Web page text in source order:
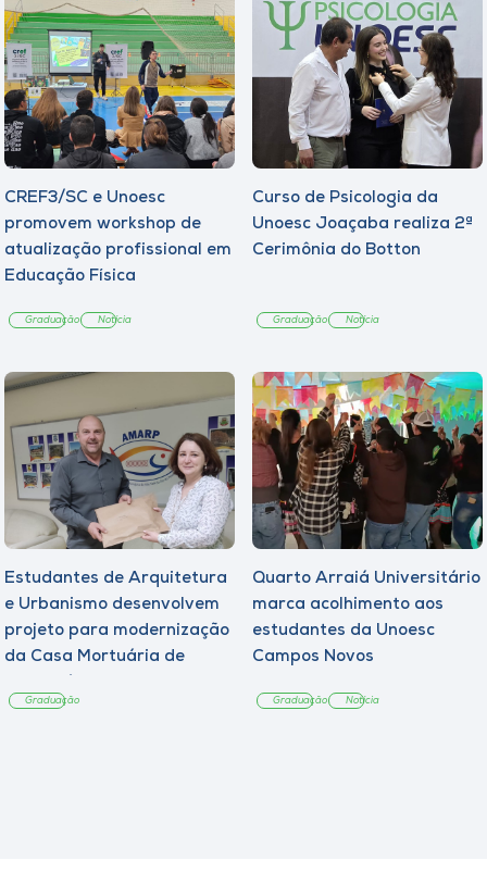
CREF3/SC e Unoesc
promovem workshop de
atualização profissional em
Educação Física
Graduação Notícia
Curso de Psicologia da
Unoesc Joaçaba realiza 2ª
Cerimônia do Botton
Graduação Notícia
Estudantes de Arquitetura
e Urbanismo desenvolvem
projeto para modernização
da Casa Mortuária de
Graduação
Quarto Arraiá Universitário
marca acolhimento aos
estudantes da Unoesc
Campos Novos
Graduação Notícia